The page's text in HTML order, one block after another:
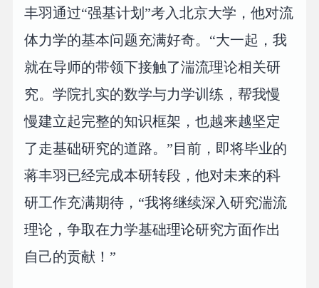
丰羽通过“强基计划”考入北京大学，他对流
体力学的基本问题充满好奇。“大一起，我
就在导师的带领下接触了湍流理论相关研
究。学院扎实的数学与力学训练，帮我慢
慢建立起完整的知识框架，也越来越坚定
了走基础研究的道路。”目前，即将毕业的
蒋丰羽已经完成本研转段，他对未来的科
研工作充满期待，“我将继续深入研究湍流
理论，争取在力学基础理论研究方面作出
自己的贡献！”